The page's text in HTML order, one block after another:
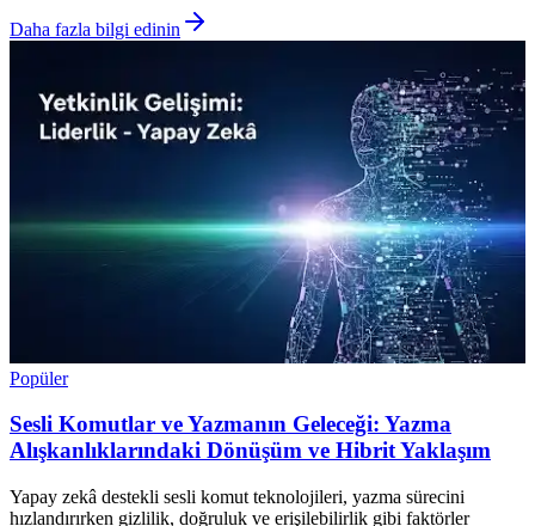
Daha fazla bilgi edinin
Popüler
Sesli Komutlar ve Yazmanın Geleceği: Yazma
Alışkanlıklarındaki Dönüşüm ve Hibrit Yaklaşım
Yapay zekâ destekli sesli komut teknolojileri, yazma sürecini
hızlandırırken gizlilik, doğruluk ve erişilebilirlik gibi faktörler